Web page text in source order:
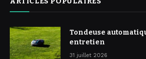
Tondeuse
entretien
31 juillet 2026